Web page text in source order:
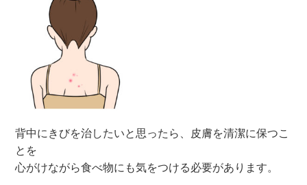
背中にきびを治したいと思ったら、皮膚を清潔に保つこ
とを
心がけながら食べ物にも気をつける必要があります。